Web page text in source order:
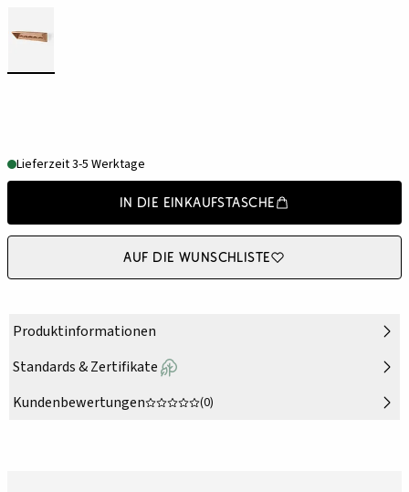
Lieferzeit 3-5 Werktage
In die Einkaufstasche
Auf die Wunschliste
Produktinformationen
Standards & Zertifikate
Kundenbewertungen
(0)